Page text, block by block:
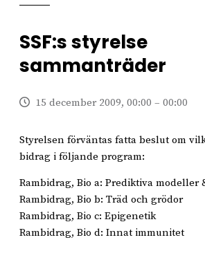
SSF:s styrelse
sammanträder
15 december 2009, 00:00 – 00:00
Styrelsen förväntas fatta beslut om
bidrag i följande program:
Rambidrag, Bio a: Prediktiva modeller
Rambidrag, Bio b: Träd och grödor
Rambidrag, Bio c: Epigenetik
Rambidrag, Bio d: Innat immunitet